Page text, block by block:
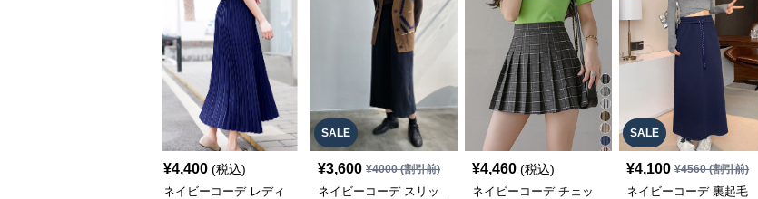
¥4,400 (税込)
ネイビーコーデ レディ
SALE
¥3,600 ¥4000(割引前)
ネイビーコーデ スリッ
¥4,460 (税込)
ネイビーコーデ チェッ
SALE
¥4,100 ¥4560(割引前)
ネイビーコーデ 裏起毛